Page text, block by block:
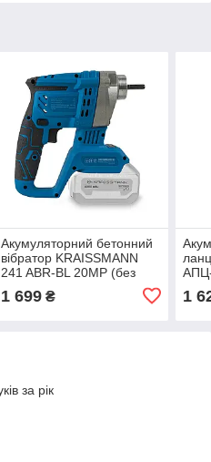
Акумуляторний бетонний
вібратор KRAISSMANN
241 ABR-BL 20MP (без
1 699₴ 1
за рік